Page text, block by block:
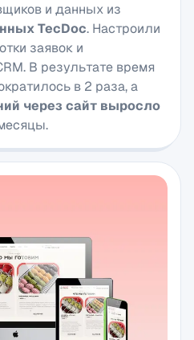
и данных из
TecDoc. Настроили
заявок и
В результате время
в 2 раза, а
через сайт выросло